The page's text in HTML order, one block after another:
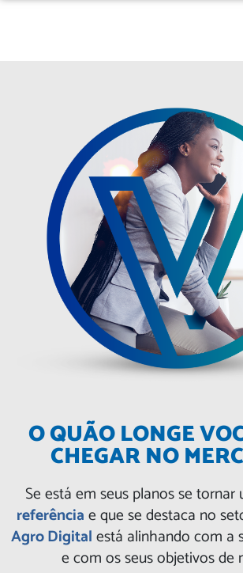
O QUÃO LONGE
CHEGAR NO
Se está em seus planos se tornar
referênciae que se destaca no
Agro Digitalestá alinhando com a
e com os seus objetivos de